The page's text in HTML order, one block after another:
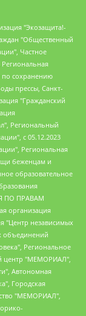
Александра Александровна, Московский комьюнити-центр для ЛГБТ+инициатив, Благотворительный фонд развития филантропии, Deutsche Welle (Германия, Kurt-Schumacher-Strasse 3, 53113 Bonn), Борзунова Мария Михайловна, Воробьев Виктор Викторович, Голубева Анна Львовна, Константинова Алла Михайловна, Малкова Ирина Владимировна, Мурадов Мурад Абдулгалимович, Осетинская Елизавета Николаевна, Понасенков Евгений Николаевич, Ганапольский Матвей Юрьевич, Киселев Евгений Алексеевич, Борухович Ирина Григорьевна, Дремин Иван Тимофеевич, Дубровский Дмитрий Викторович, Красноярская региональная общественная организация поддержки и развития альтернативных образовательных технологий и межкультурных коммуникаций "ИНТЕРРА", Маяковская Екатерина Алексеевна, Фейгин Марк Захарович, Филимонов Андрей Викторович, Дзугкоева Регина Николаевна, Доброхотов Роман Александрович, Дудь Юрий Александрович, Елкин Сергей Владимирович, Кругликов Кирилл Игоревич, Сабунаева Мария Леонидовна, Семенов Алексей Владимирович, Шаинян Карен Багратович, Шульман Екатерина Михайловна, Асафьев Артур Валерьевич, Вахштайн Виктор Семенович, Венедиктов Алексей Алексеевич, Лушникова Екатерина Евгеньевна, Волков Леонид Михайлович, Невзоров Александр Глебович, Пархоменко Сергей Борисович, Сироткин Ярослав Николаевич, Кара-Мурза Владимир Владимирович, Баранова Наталья Владимировна, Гозман Леонид Яковлевич, Кагарлицкий Борис Юльевич, Климарев Михаил Валерьевич, Милов Владимир Станиславович, Автономная некоммерческая организация Краснодарский центр современного искусства "Типография", Моргенштерн Алишер Тагирович, Соболь Любовь Эдуардовна, Общество с ограниченной ответственностью "ЛИЗА НОРМ", Каспаров Гарри Кимович, Ходорковский Михаил Борисович, Общество с ограниченной ответственностью "Апрельские тезисы", Данилович Ирина Брониславовна, Кашин Олег Владимирович, Петров Николай Владимирович, Пивоваров Алексей Владимирович, Соколов Михаил Владимирович, Цветкова Юлия Владимировна, Чичваркин Евгений Александрович, Комитет против пыток/Команда против пыток, Общество с ограниченной ответственностью "Первый научный", Общество с ограниченной ответственностью "Вертолет и ко", Белоцерковская Вероника Борисовна, Кац Максим Евгеньевич, Лазарева Татьяна Юрьевна, Шаведдинов Руслан Табризович, Яшин Илья Валерьевич, Общество с ограниченной ответственностью "Иноагент ААВ", Алешковский Дмитрий Петрович, Альбац Евгения Марковна, Быков Дмитрий Львович, Галямина Юлия Евгеньевна, Лойко Сергей Леонидович, Мартынов Кирилл Константинович, Медведев Сергей Александрович, Крашенинников Федор Геннадиевич, Гордеева Катерина Вл